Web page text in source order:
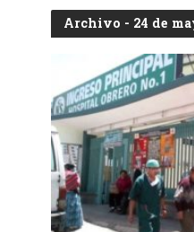
Archivo - 24 de